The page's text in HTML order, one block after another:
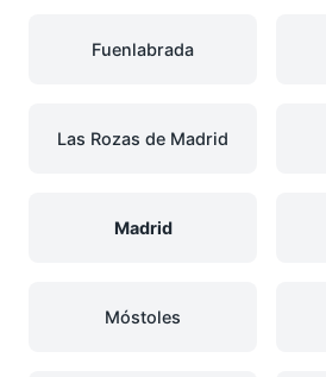
Fuenlabrada
Las Rozas de Madrid
Madrid
Móstoles